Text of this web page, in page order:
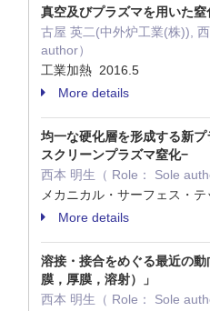
真空及びプラズマを用いた窒
古屋 英二(中外炉工業(株)),
author）
工業加熱 2016.5
More details
均一な硬化層を形成する新
スクリーンプラズマ窒化−
西本 明生（ Role： Sole
メカニカル・サーフェス・
More details
溶接・接合をめぐる最近の
膜，厚膜，溶射）」
西本 明生（ Role： Sole